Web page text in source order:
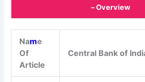
– Overview
Name
Of
Article
Central Bank of